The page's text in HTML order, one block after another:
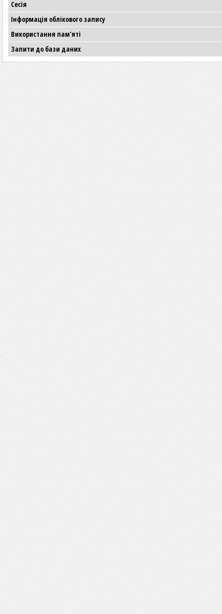
Сесія
Інформація облікового запису
Використання пам'яті
Запити до бази даних